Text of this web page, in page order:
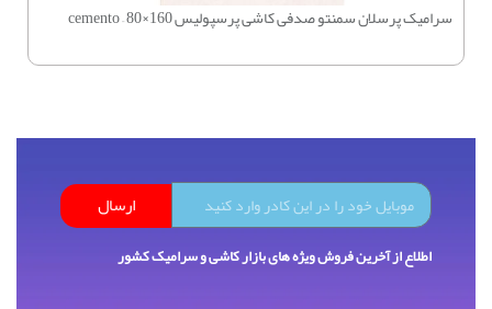
سرامیک پرسلان سمنتو صدفی کاشی پرسپولیس 160×80 – cemento
ارسال
اطلاع از آخرین فروش ویژه های بازار کاشی و سرامیک کشور